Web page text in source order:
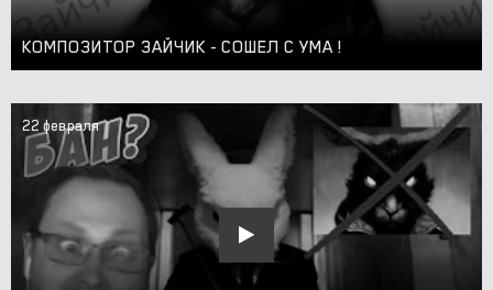
КОМПОЗИТОР ЗАЙЧИК - СОШЕЛ С УМА !
22 февраля